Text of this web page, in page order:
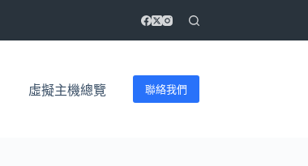
虛擬主機總覽 聯絡我們